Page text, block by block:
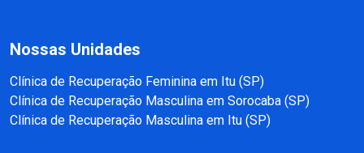
Nossas Unidades
Clínica de Recuperação Feminina em Itu (SP)
Clínica de Recuperação Masculina em Sorocaba (SP)
Clínica de Recuperação Masculina em Itu (SP)